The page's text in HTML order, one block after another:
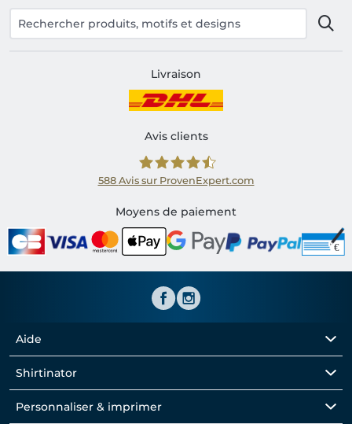
Livraison
Avis clients
Shirtinator FR
588 Avis sur ProvenExpert.com
Moyens de paiement
Aide
Shirtinator
Personnaliser & imprimer